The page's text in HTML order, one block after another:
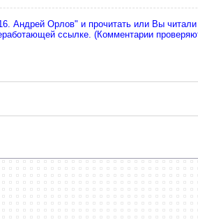
Андрей Орлов" и прочитать или Вы
ссылке. (Комментарии